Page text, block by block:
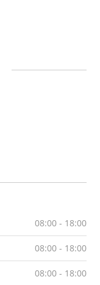
08:00 - 18:00
08:00 - 18:00
08:00 - 18:00